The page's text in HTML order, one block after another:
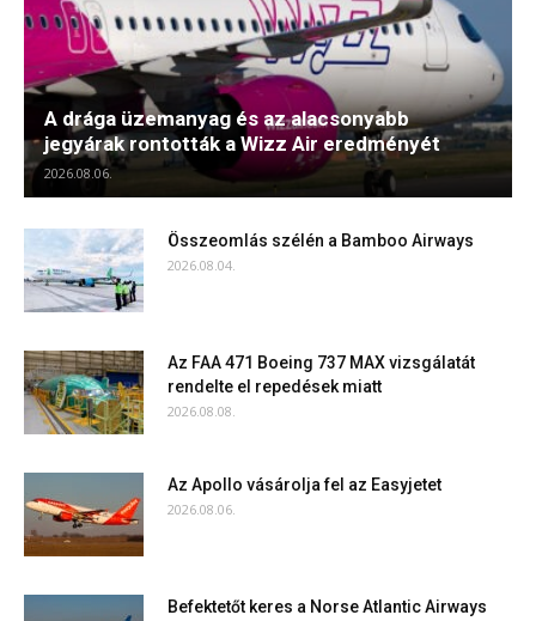
A drága üzemanyag és az alacsonyabb
jegyárak rontották a Wizz Air eredményét
2026.08.06.
Összeomlás szélén a Bamboo Airways
2026.08.04.
Az FAA 471 Boeing 737 MAX vizsgálatát
rendelte el repedések miatt
2026.08.08.
Az Apollo vásárolja fel az Easyjetet
2026.08.06.
Befektetőt keres a Norse Atlantic Airways